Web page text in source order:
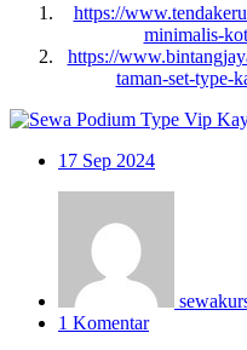
https://
minimalis-
https://
taman-set-type-
17 Sep 2024
1 Komentar